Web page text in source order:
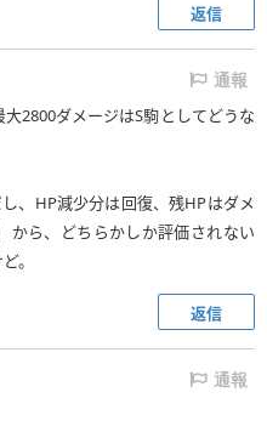
返信
通報
2800ダメージはS駒としてどうな
、HP減少分は回復、残HPはダメ
から、どちらかしか評価されない
。
返信
通報